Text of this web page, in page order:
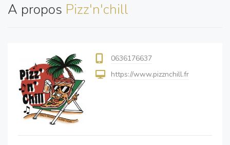
A propos Pizz'n'chill
0636176637
https://www.pizznchill.fr